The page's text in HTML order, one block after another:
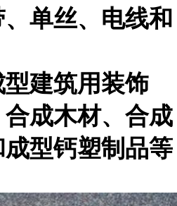
单丝、电线和
建筑用装饰
成木材、合成
型钙塑制品等